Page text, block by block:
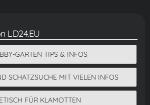
LD24.EU
GARTEN TIPS & INFOS
SCHATZSUCHE MIT VIELEN INFOS
FÜR KLAMOTTEN